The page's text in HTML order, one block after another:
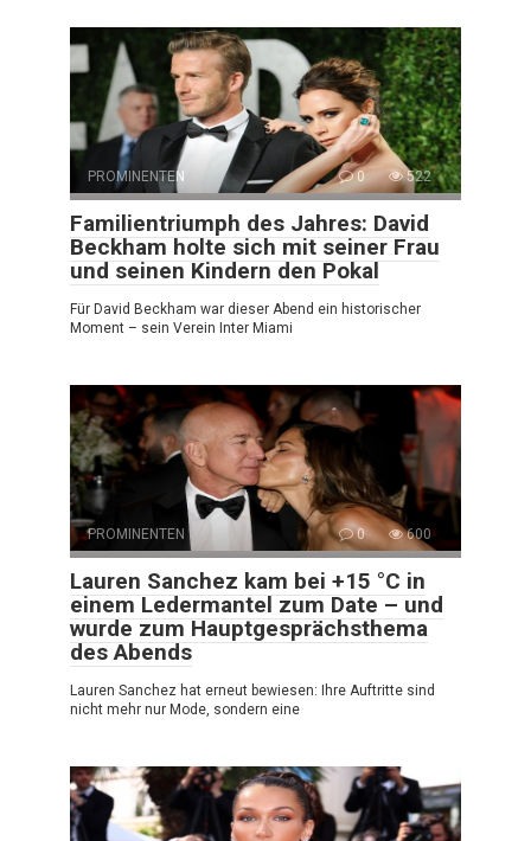
PROMINENTEN 0 522
Familientriumph des Jahres: David
Beckham holte sich mit seiner Frau
und seinen Kindern den Pokal
Für David Beckham war dieser Abend ein historischer
Moment – sein Verein Inter Miami
PROMINENTEN 0 600
Lauren Sanchez kam bei +15 °C in
einem Ledermantel zum Date – und
wurde zum Hauptgesprächsthema
des Abends
Lauren Sanchez hat erneut bewiesen: Ihre Auftritte sind
nicht mehr nur Mode, sondern eine